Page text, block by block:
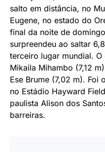
AGÊNCIA BRASIL 25 DE
Siga o Brasil
A brasileira Letícia Oro
de hoje (25) a medalha